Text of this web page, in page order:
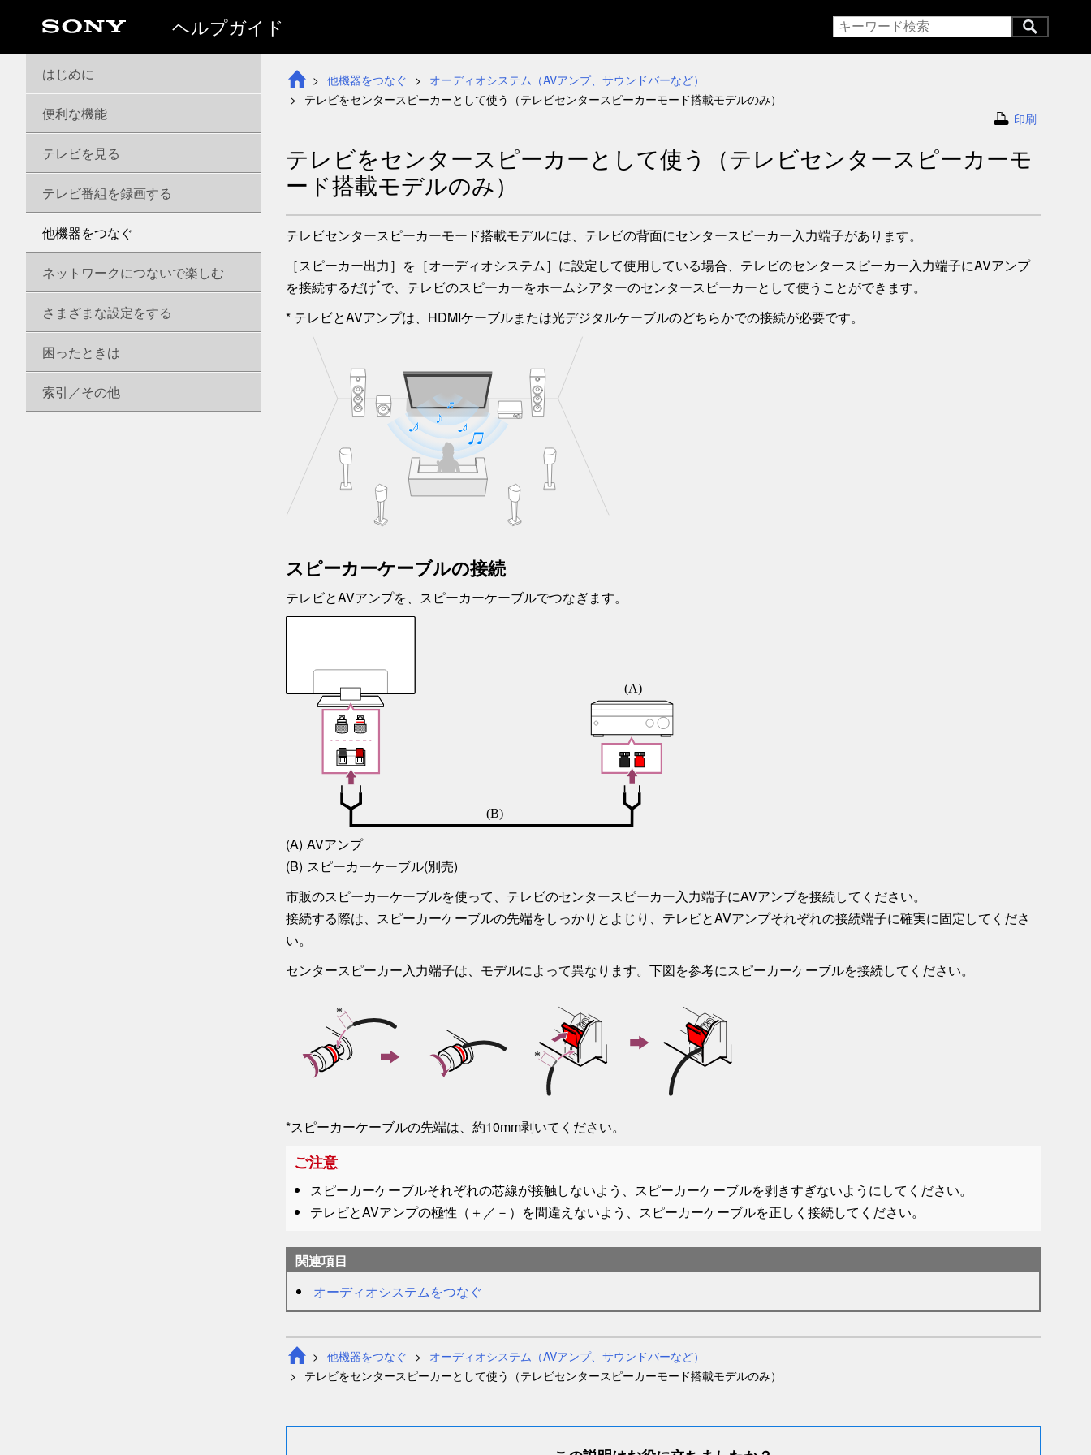
ヘルプガイド
他機器をつなぐ
オーディオシステム（AVアンプ、サウンドバーなど）
テレビをセンタースピーカーとして使う（テレビセンタースピーカーモード搭載モデルのみ）
印刷
テレビをセンタースピーカーとして使う（テレビセンタースピーカーモ
ード搭載モデルのみ）
テレビセンタースピーカーモード搭載モデルには、テレビの背面にセンタースピーカー入力端子があります。
［スピーカー出力］を［オーディオシステム］に設定して使用している場合、テレビのセンタースピーカー入力端子にAVアンプ
を接続するだけ*で、テレビのスピーカーをホームシアターのセンタースピーカーとして使うことができます。
* テレビとAVアンプは、HDMIケーブルまたは光デジタルケーブルのどちらかでの接続が必要です。
スピーカーケーブルの接続
テレビとAVアンプを、スピーカーケーブルでつなぎます。
AVアンプ
スピーカーケーブル(別売)
市販のスピーカーケーブルを使って、テレビのセンタースピーカー入力端子にAVアンプを接続してください。
接続する際は、スピーカーケーブルの先端をしっかりとよじり、テレビとAVアンプそれぞれの接続端子に確実に固定してくださ
い。
センタースピーカー入力端子は、モデルによって異なります。下図を参考にスピーカーケーブルを接続してください。
*スピーカーケーブルの先端は、約10mm剥いてください。
ご注意
スピーカーケーブルそれぞれの芯線が接触しないよう、スピーカーケーブルを剥きすぎないようにしてください。
テレビとAVアンプの極性（＋／－）を間違えないよう、スピーカーケーブルを正しく接続してください。
関連項目
オーディオシステムをつなぐ
他機器をつなぐ
オーディオシステム（AVアンプ、サウンドバーなど）
テレビをセンタースピーカーとして使う（テレビセンタースピーカーモード搭載モデルのみ）
はじめに
便利な機能
テレビを見る
テレビ番組を録画する
他機器をつなぐ
ネットワークにつないで楽しむ
さまざまな設定をする
困ったときは
索引／その他